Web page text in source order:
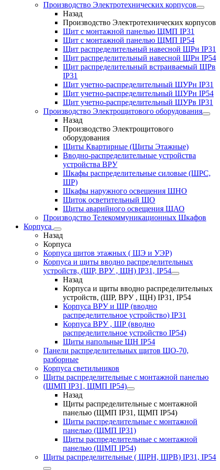
Производство Электротехнических корпусов
Назад
Производство Электротехнических корпусов
Щит с монтажной панелью ЩМП IP31
Щит с монтажной панелью ЩМП IP54
Щит распределительный навесной ЩРн IP31
Щит распределительный навесной ЩРн IP54
Щит распределительный встраиваемый ЩРв
IP31
Щит учетно-распределительный ЩУРн IP31
Щит учетно-распределительный ЩУРн IP54
Щит учетно-распределительный ЩУРв IP31
Производство Электрощитового оборудования
Назад
Производство Электрощитового
оборудования
Щиты Квартирные (Щиты Этажные)
Вводно-распределительные устройства
устройства ВРУ
Шкафы распределительные силовые (ШРС,
ШР)
Шкафы наружного освещения ШНО
Щиток осветительный ЩО
Щиты аварийного освещения ЩАО
Производство Телекоммуникационных Шкафов
Корпуса
Назад
Корпуса
Корпуса щитов этажных ( ЩЭ и УЭР)
Корпуса и щиты вводно распределительных
устройств, (ШР, ВРУ , ЩН) IP31, IP54
Назад
Корпуса и щиты вводно распределительных
устройств, (ШР, ВРУ , ЩН) IP31, IP54
Корпуса ВРУ и ШР (вводно
распределительное устройство) IP31
Корпуса ВРУ , ШР (вводно
распределительное устройство IP54)
Щиты напольные ЩН IP54
Панели распределительных щитов ЩО-70,
разборные
Корпуса светильников
Щиты распределительные с монтажной панелью
(ЩМП IP31, ЩМП IP54)
Назад
Щиты распределительные с монтажной
панелью (ЩМП IP31, ЩМП IP54)
Щиты распределительные с монтажной
панелью (ЩМП IP31)
Щиты распределительные с монтажной
панелью (ЩМП IP54)
Щиты распределительные ( ЩРН, ЩРВ) IP31, IP54